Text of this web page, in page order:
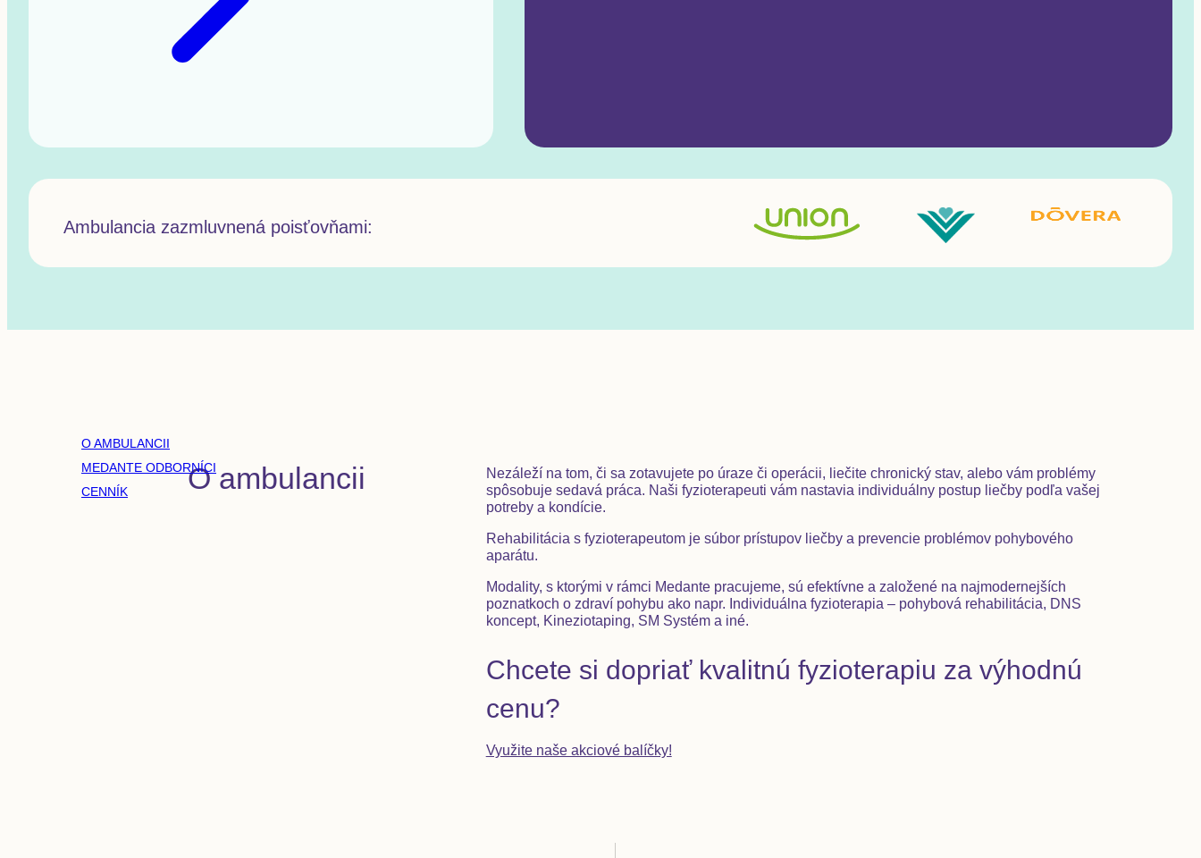
Ambulancia zazmluvnená poisťovňami:
O AMBULANCII
MEDANTE ODBORNÍCI
CENNÍK
O ambulancii
Nezáleží na tom, či sa zotavujete po úraze či operácii, liečite chronický stav, alebo vám problémy
spôsobuje sedavá práca. Naši fyzioterapeuti vám nastavia individuálny postup liečby podľa vašej
potreby a kondície.
Rehabilitácia s fyzioterapeutom je súbor prístupov liečby a prevencie problémov pohybového
aparátu.
Modality, s ktorými v rámci Medante pracujeme, sú efektívne a založené na najmodernejších
poznatkoch o zdraví pohybu ako napr. Individuálna fyzioterapia – pohybová rehabilitácia, DNS
koncept, Kineziotaping, SM Systém a iné.
Chcete si dopriať kvalitnú fyzioterapiu za výhodnú
cenu?
Využite naše akciové balíčky!